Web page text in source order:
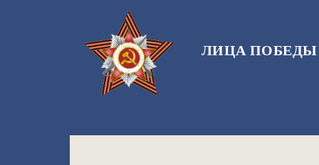
ЛИЦА ПОБЕДЫ